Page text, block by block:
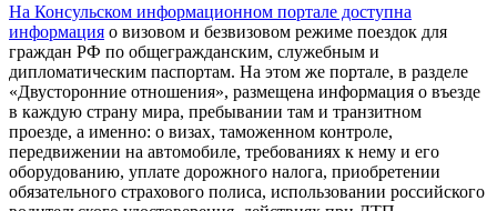
На Консульском информационном портале доступна
информация о визовом и безвизовом режиме поездок для
граждан РФ по общегражданским, служебным и
дипломатическим паспортам. На этом же портале, в разделе
«Двусторонние отношения», размещена информация о въезде
в каждую страну мира, пребывании там и транзитном
проезде, а именно: о визах, таможенном контроле,
передвижении на автомобиле, требованиях к нему и его
оборудованию, уплате дорожного налога, приобретении
обязательного страхового полиса, использовании российского